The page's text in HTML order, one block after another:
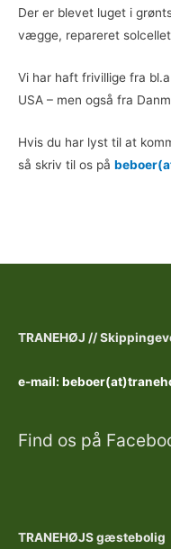
Der er blevet luget i
vægge, repareret
Vi har haft frivillige fra
USA – men også fra
Hvis du har lyst til at
så skriv til os på
TRANEHØJ //
e-mail:
Find os på
TRANEHØJS gæstebolig